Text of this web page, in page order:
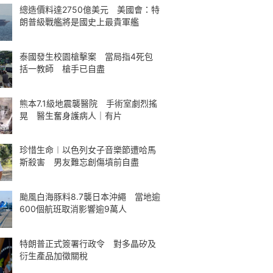
總造價料達2750億美元 美國會：特
朗普級戰艦將是國史上最貴軍艦
泰國發生校園槍擊案 當局指4死包
括一教師 槍手已自盡
熊本7.1級地震襲醫院 手術室劇烈搖
晃 醫生奮身護病人｜有片
珍惜生命︱以色列女子音樂節遭哈馬
斯殺害 男友難忘創傷墳前自盡
颱風白海豚料8.7襲日本沖繩 當地逾
600個航班取消影響逾9萬人
特朗普正式簽署行政令 對多晶矽及
衍生產品加徵關稅